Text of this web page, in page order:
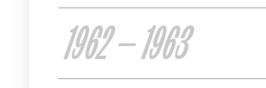
1962 — 1963